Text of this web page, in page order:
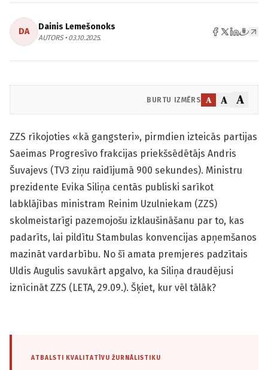
DA Dainis Lemešonoks
AUTORS • 03.10.2025.
BURTU IZMĒRS A A A
ZZS rīkojoties «kā gangsteri», pirmdien izteicās partijas
Saeimas Progresīvo frakcijas priekšsēdētājs Andris
Šuvajevs (TV3 ziņu raidījumā 900 sekundes). Ministru
prezidente Evika Siliņa centās publiski sarīkot
labklājības ministram Reinim Uzulniekam (ZZS)
skolmeistarīgi pazemojošu izklaušināšanu par to, kas
padarīts, lai pildītu Stambulas konvencijas apņemšanos
mazināt vardarbību. No šī amata premjeres padzītais
Uldis Augulis savukārt apgalvo, ka Siliņa draudējusi
iznīcināt ZZS (LETA, 29.09.). Šķiet, kur vēl tālāk?
ATBALSTI KVALITATĪVU ŽURNĀLISTIKU